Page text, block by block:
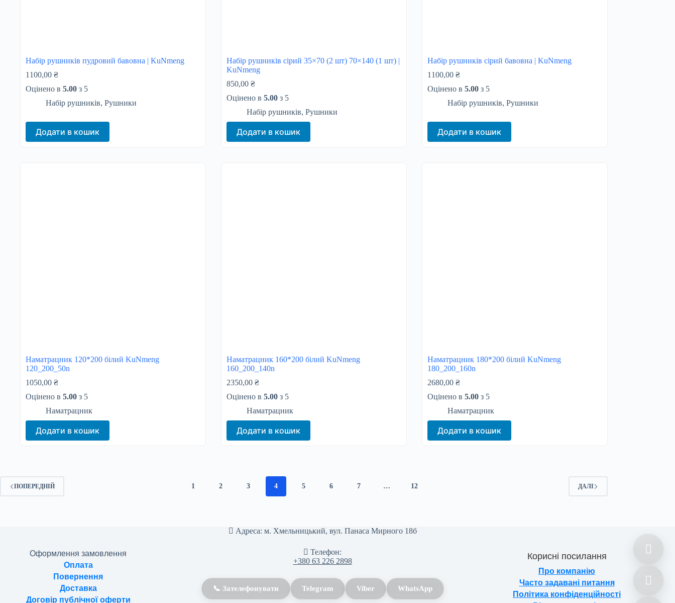
Набір рушників пудровий бавовна | KuNmeng
1100,00 ₴
Оцінено в 5.00 з 5
Набір рушників, Рушники
Додати в кошик
Набір рушників сірий 35×70 (2 шт) 70×140 (1 шт) |
KuNmeng
850,00 ₴
Оцінено в 5.00з 5
Набір рушників, Рушники
Додати в кошик
Набір рушників сірий бавовна | KuNmeng
1100,00 ₴
Оцінено в 5.00з 5
Набір рушників, Рушники
Додати в кошик
Наматрацник 120*200 білий KuNmeng
120_200_50n
1050,00 ₴
Оцінено в 5.00 з 5
Наматрацник
Додати в кошик
Наматрацник 160*200 білий KuNmeng
160_200_140n
2350,00 ₴
Оцінено в 5.00з 5
Наматрацник
Додати в кошик
Наматрацник 180*200 білий KuNmeng
180_200_160n
2680,00 ₴
Оцінено в 5.00з 5
Наматрацник
Додати в кошик
ПОПЕРЕДНІЙ 1 2 3 4 5 6 7 … 12 ДАЛІ
Оформлення замовлення
Оплата
Повернення
Доставка
Договір публічної оферти
Адреса: м. Хмельницький, вул. Панаса Мирного 18б
Телефон:
+380 63 226 2898
📞 Зателефонувати Telegram Viber WhatsApp
Корисні посилання
Про компанію
Часто задавані питання
Політика конфіденційності